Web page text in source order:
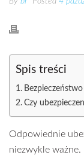
Spis treści
Czy
Odpowiednie
niezwykle